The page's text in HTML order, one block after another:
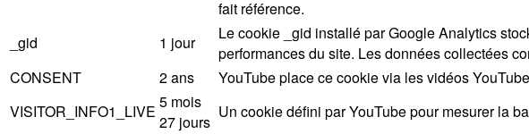
fait référence.
_gid
1 jour
Le cookie _gid installé par Google Analytics
performances du site. Les données collectées
CONSENT
2 ans
YouTube place ce cookie via les vidéos
VISITOR_INFO1_LIVE 5 mois
27 jours
Un cookie défini par YouTube pour mesurer la